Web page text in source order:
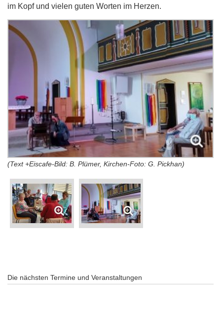
im Kopf und vielen guten Worten im Herzen.
(Text +Eiscafe-Bild: B. Plümer, Kirchen-Foto: G. Pickhan)
Die nächsten Termine und Veranstaltungen